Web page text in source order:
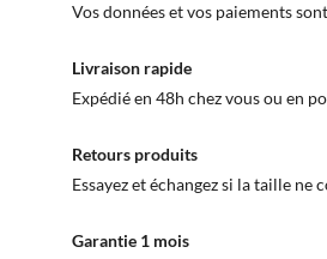
Vos données et vos paiements
Livraison rapide
Expédié en 48h chez vous ou en
Retours produits
Essayez et échangez si la taille ne
Garantie 1 mois